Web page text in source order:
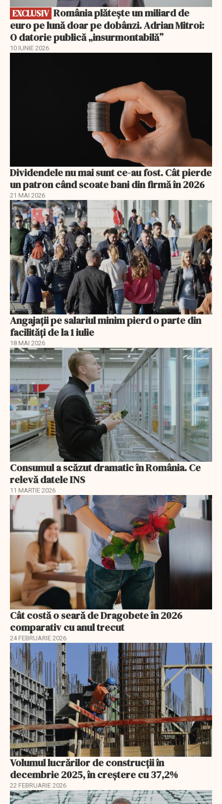
EXCLUSIV
euro pe lună doar pe dobânzi. Adrian Mitroi:
O datorie publică „insurmontabilă”
10 IUNIE 2026
Dividendele nu mai sunt ce-au fost. Cât pierde
un patron când scoate bani din firmă în 2026
21 MAI 2026
Angajații pe salariul minim pierd o parte din
facilități de la 1 iulie
18 MAI 2026
Consumul a scăzut dramatic în România. Ce
relevă datele INS
11 MARTIE 2026
Cât costă o seară de Dragobete în 2026
comparativ cu anul trecut
24 FEBRUARIE 2026
Volumul lucrărilor de construcții în
decembrie 2025, în creștere cu 37,2%
22 FEBRUARIE 2026